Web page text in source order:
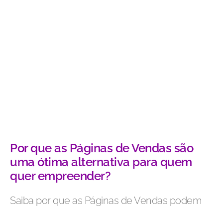
Por que as Páginas de Vendas são
uma ótima alternativa para quem
quer empreender?
Saiba por que as Páginas de Vendas podem